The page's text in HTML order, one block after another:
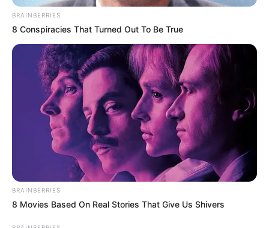
BRAINBERRIES
8 Conspiracies That Turned Out To Be True
BRAINBERRIES
8 Movies Based On Real Stories That Give Us Shivers